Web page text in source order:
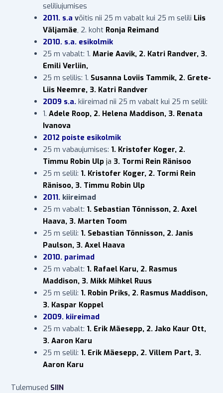
seliliujumises
2011. s.a võitis nii 25 m vabalt kui 25 m selili Liis
Väljamäe, 2. koht Ronja Reimand
2010. s.a. esikolmik
25 m vabalt: 1.Marie Aavik, 2. Katri Randver, 3.
Emili Verliin,
25 m selilis: 1. Susanna Loviis Tammik, 2. Grete-
Liis Neemre, 3. Katri Randver
2009 s.a. kiireimad nii 25 m vabalt kui 25 m selili:
1.Adele Roop, 2. Helena Maddison, 3. Renata
Ivanova
2012 poiste esikolmik
25 m vabaujumises: 1. Kristofer Koger, 2.
Timmu Robin Ulpja 3. Tormi Rein Ränisoo
25 m selili: 1. Kristofer Koger, 2. Tormi Rein
Ränisoo, 3. Timmu Robin Ulp
2011. kiireimad
25 m vabalt: 1. Sebastian Tõnnisson, 2. Axel
Haava, 3. Marten Toom
25 m selili: 1. Sebastian Tõnnisson, 2. Janis
Paulson, 3. Axel Haava
2010. parimad
25 m vabalt: 1. Rafael Karu, 2. Rasmus
Maddison, 3. Mikk Mihkel Ruus
25 m selili: 1. Robin Priks, 2. Rasmus Maddison,
3. Kaspar Koppel
2009. kiireimad
25 m vabalt: 1. Erik Mäesepp, 2. Jako Kaur Ott,
3. Aaron Karu
25 m selili: 1. Erik Mäesepp, 2. Villem Part, 3.
Aaron Karu
Tulemused SIIN